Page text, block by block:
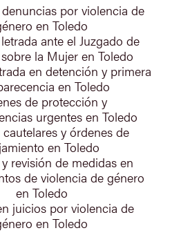
por violencia de
en Toledo
ante el Juzgado de
la Mujer en Toledo
en detención y primera
en Toledo
de protección y
urgentes en Toledo
y órdenes de
en Toledo
revisión de medidas en
de violencia de género
en Toledo
juicios por violencia de
en Toledo